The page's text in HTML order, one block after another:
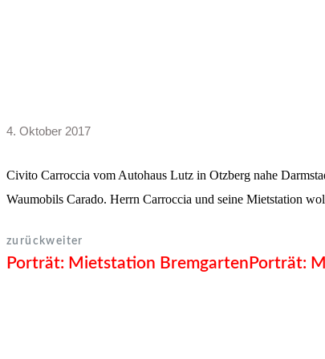
4. Oktober 2017
Civito Carroccia vom Autohaus Lutz in Otzberg nahe
Waumobils Carado. Herrn Carroccia und seine Mietstation
zurückweiter
Porträt: Mietstation Bremgarten Porträt: